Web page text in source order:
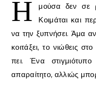
Η
μούσα δεν σε
Κοιμάται και
να την ξυπνήσει. Άμα
κοιτάξει, το νιώθεις
πει. Ένα
απαραίτητο, αλλιώς